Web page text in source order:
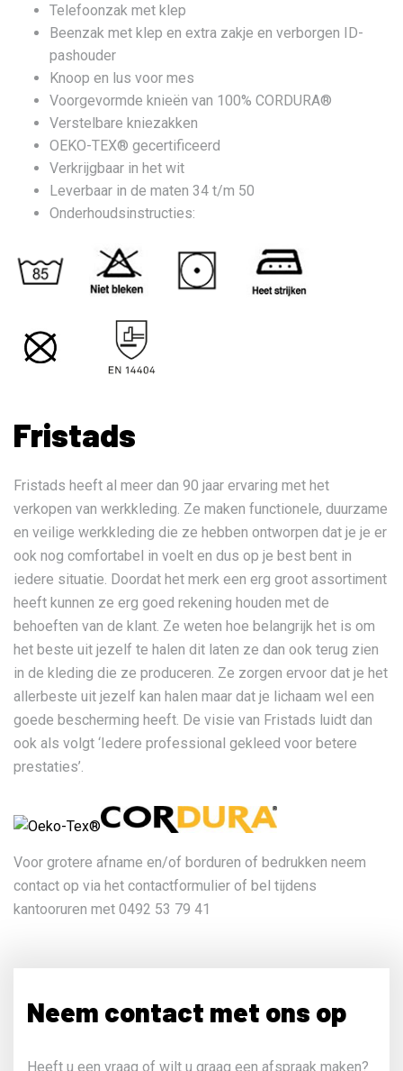
Telefoonzak met klep
Beenzak met klep en extra zakje en verborgen ID-
pashouder
Knoop en lus voor mes
Voorgevormde knieën van 100% CORDURA®
Verstelbare kniezakken
OEKO-TEX® gecertificeerd
Verkrijgbaar in het wit
Leverbaar in de maten 34 t/m 50
Onderhoudsinstructies:
Fristads
Fristads heeft al meer dan 90 jaar ervaring met het
verkopen van werkkleding. Ze maken functionele, duurzame
en veilige werkkleding die ze hebben ontworpen dat je je er
ook nog comfortabel in voelt en dus op je best bent in
iedere situatie. Doordat het merk een erg groot assortiment
heeft kunnen ze erg goed rekening houden met de
behoeften van de klant. Ze weten hoe belangrijk het is om
het beste uit jezelf te halen dit laten ze dan ook terug zien
in de kleding die ze produceren. Ze zorgen ervoor dat je het
allerbeste uit jezelf kan halen maar dat je lichaam wel een
goede bescherming heeft. De visie van Fristads luidt dan
ook als volgt ‘Iedere professional gekleed voor betere
prestaties’.
Voor grotere afname en/of borduren of bedrukken neem
contact op via het contactformulier of bel tijdens
kantooruren met 0492 53 79 41
Neem contact met ons op
Heeft u een vraag of wilt u graag een afspraak maken?